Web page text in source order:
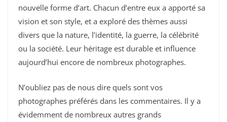
nouvelle forme d’art. Chacun d’entre eux a apporté sa
vision et son style, et a exploré des thèmes aussi
divers que la nature, l’identité, la guerre, la célébrité
ou la société. Leur héritage est durable et influence
aujourd’hui encore de nombreux photographes.
N’oubliez pas de nous dire quels sont vos
photographes préférés dans les commentaires. Il y a
évidemment de nombreux autres grands